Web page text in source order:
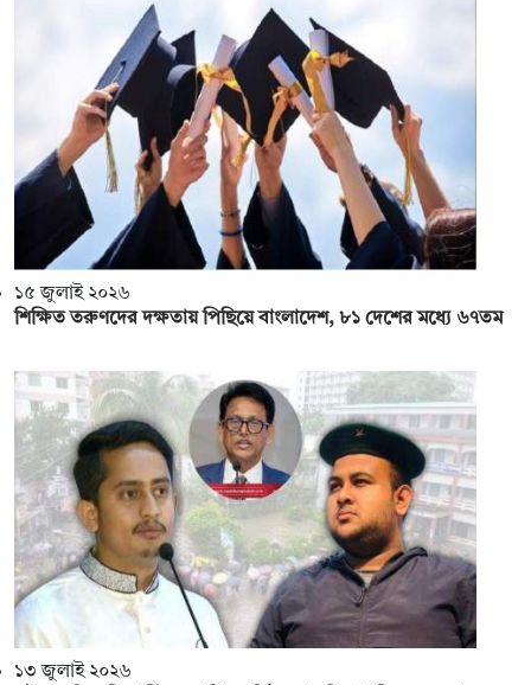
১৫ জুলাই ২০২৬
শিক্ষিত তরুণদের দক্ষতায় পিছিয়ে বাংলাদেশ, ৮১ দেশের মধ্যে ৬৭তম
১৩ জুলাই ২০২৬